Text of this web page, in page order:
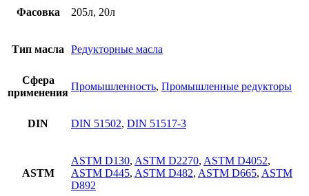
Фасовка 205л, 20л
Тип масла Редукторные масла
Сфера
применения
Промышленность, Промышленные редукторы
DIN DIN 51502, DIN 51517-3
ASTM
ASTM D130, ASTM D2270, ASTM D4052,
ASTM D445, ASTM D482, ASTM D665, ASTM
D892